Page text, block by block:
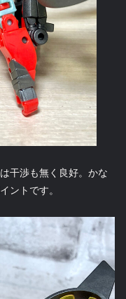
干渉も無く良好。かな
ントです。